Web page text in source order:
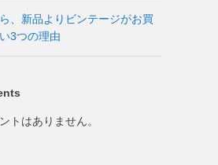
、新品よりビンテージがお買
3つの理由
トはありません。